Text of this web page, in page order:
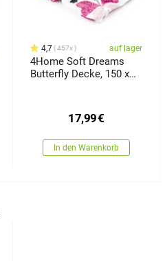
4,7 457x auf lager
4Home Soft Dreams
Butterfly Decke, 150 x
17,99€
In den Warenkorb